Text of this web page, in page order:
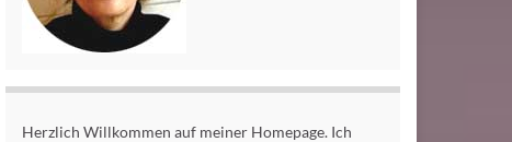
Herzlich Willkommen auf meiner Homepage. Ich